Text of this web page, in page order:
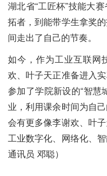
湖北省“工匠杯”技能大
拓者，到能带学生拿奖
间走出了自己的节奏。
如今，作为工业互联网
欢、叶子天正准备进入
参加了学院新设的“智慧
业，利用课余时间为自
会有更多像李谢欢、叶
工业数字化、网络化、
通讯员 邓聪）